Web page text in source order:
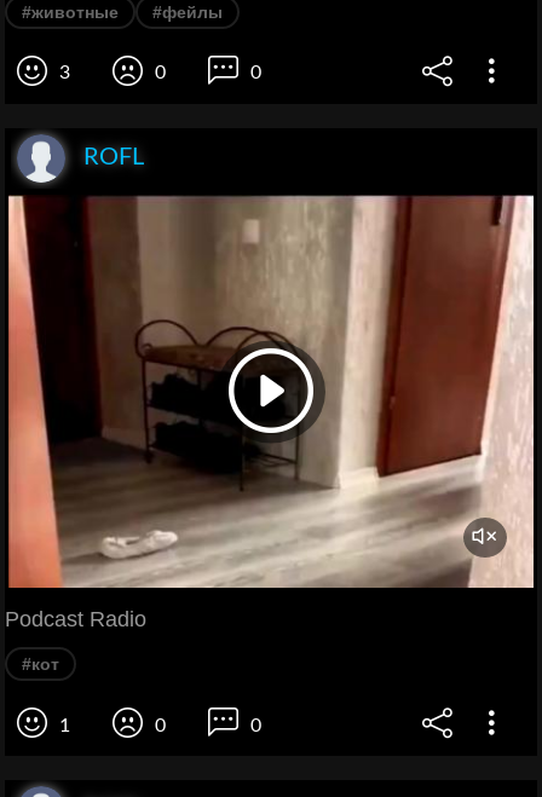
#животные #фейлы
3 0 0
ROFL
Podcast Radio
#кот
1 0 0